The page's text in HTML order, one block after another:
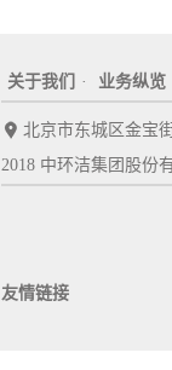
关于我们 · 业务纵览
北京市东城区金宝
2018 中环洁集团股份
友情链接